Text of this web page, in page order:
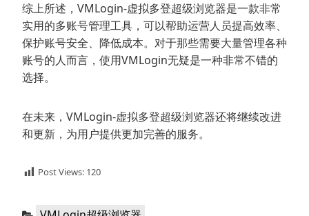
综上所述，VMLogin-虚拟多登超级浏览器是一款非常
实用的多账号管理工具，可以帮助运营人员提高效率、
保护账号安全、降低成本。对于那些需要大量管理各种
账号的人而言，使用VMLogin无疑是一种非常不错的
选择。
在未来，VMLogin-虚拟多登超级浏览器还将继续改进
和更新，为用户提供更加完善的服务。
Post Views: 120
分